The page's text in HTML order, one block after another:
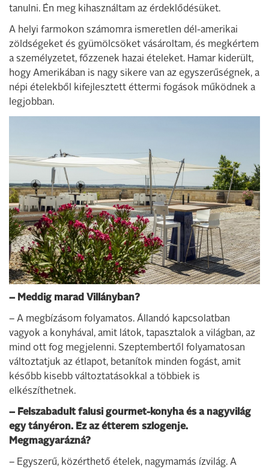
tanulni. Én meg kihasználtam az érdeklődésüket.
A helyi farmokon számomra ismeretlen dél-amerikai
zöldségeket és gyümölcsöket vásároltam, és megkértem
a személyzetet, főzzenek hazai ételeket. Hamar kiderült,
hogy Amerikában is nagy sikere van az egyszerűségnek, a
népi ételekből kifejlesztett éttermi fogások működnek a
legjobban.
– Meddig marad Villányban?
– A megbízásom folyamatos. Állandó kapcsolatban
vagyok a konyhával, amit látok, tapasztalok a világban, az
mind ott fog megjelenni. Szeptembertől folyamatosan
változtatjuk az étlapot, betanítok minden fogást, amit
később kisebb változtatásokkal a többiek is
elkészíthetnek.
– Felszabadult falusi gourmet-konyha és a nagyvilág
egy tányéron. Ez az étterem szlogenje.
Megmagyarázná?
– Egyszerű, közérthető ételek, nagymamás ízvilág. A